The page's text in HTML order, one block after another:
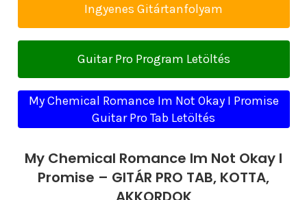
Ingyenes Gitártanfolyam
Guitar Pro Program Letöltés
My Chemical Romance Im Not Okay I Promise
Guitar Pro Tab Letöltés
My Chemical Romance Im Not Okay I
Promise – GITÁR PRO TAB, KOTTA,